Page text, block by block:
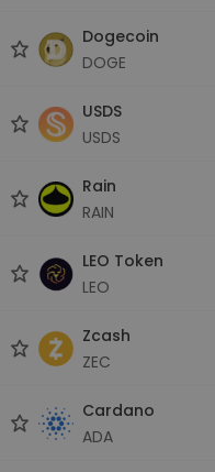
Dogecoin
DOGE
USDS
USDS
Rain
RAIN
LEO Token
LEO
Zcash
ZEC
Cardano
ADA